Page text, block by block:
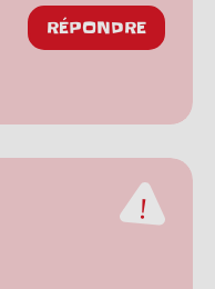
RÉPONDRE